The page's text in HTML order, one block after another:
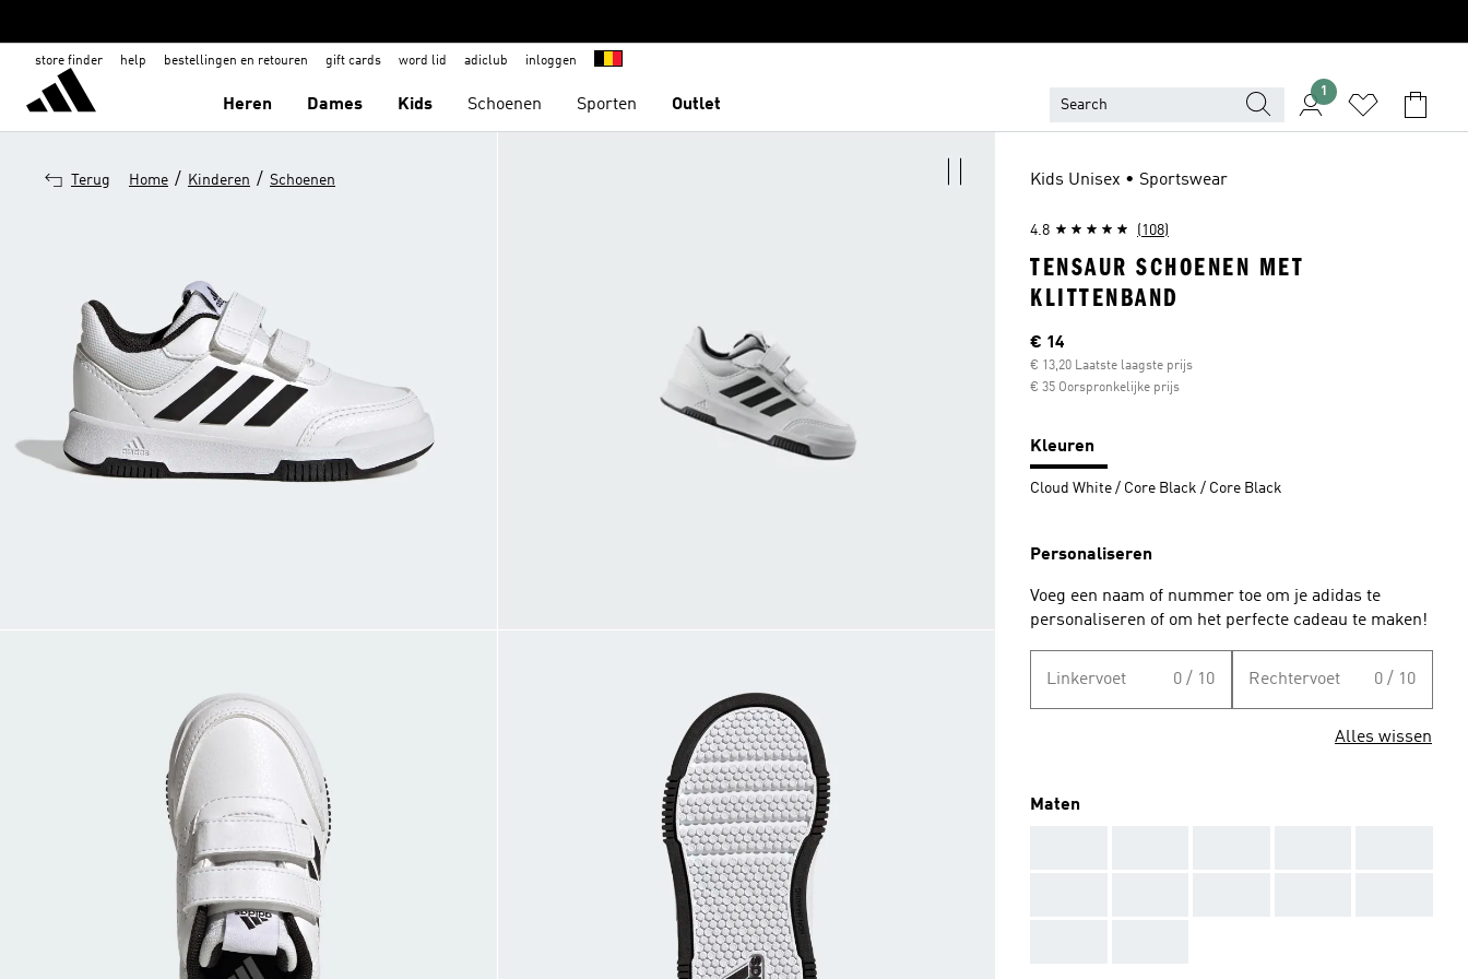
store finder help bestellingen en retouren gift cards word lid adiclub inloggen
Heren Dames Kids Schoenen Sporten Outlet
1
Terug Home / Kinderen / Schoenen Kids Unisex • Sportswear
4.8 (108)
TENSAUR SCHOENEN MET
KLITTENBAND
Current price
€ 14
€ 13,20 Laatste laagste prijs
€ 35 Oorspronkelijke prijs
Kleuren
Cloud White / Core Black / Core Black
Personaliseren
Voeg een naam of nummer toe om je adidas te
personaliseren of om het perfecte cadeau te maken!
Linkervoet 0 / 10 Rechtervoet 0 / 10
Alles wissen
Maten